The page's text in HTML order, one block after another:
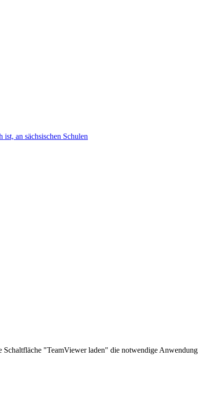
an sächsischen Schulen
Schaltfläche "TeamViewer laden" die notwendige Anwendung